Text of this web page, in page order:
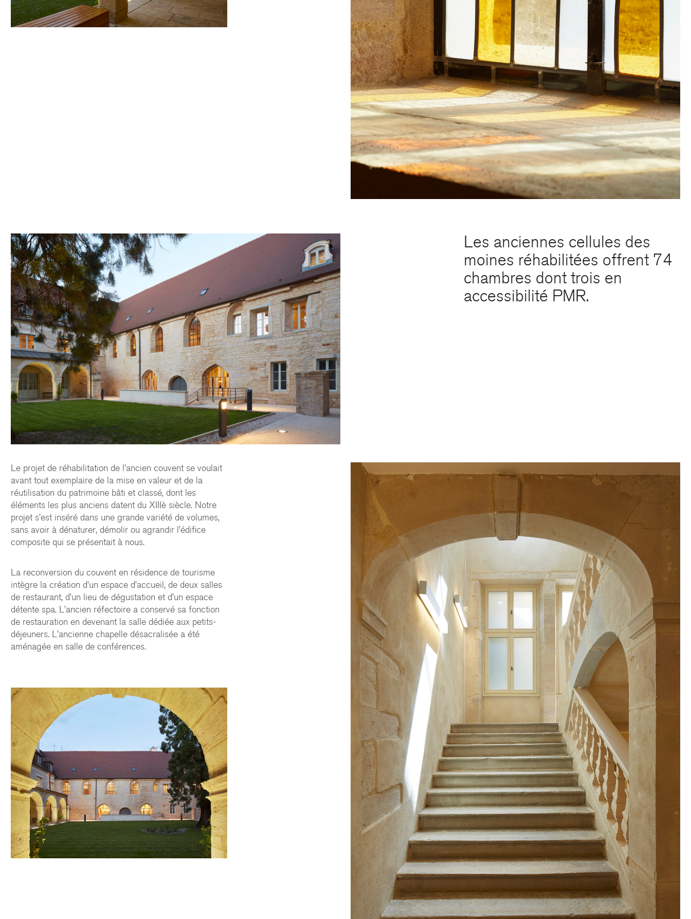
Les anciennes cellules des
moines réhabilitées offrent 74
chambres dont trois en
accessibilité PMR.
Le projet de réhabilitation de l’ancien couvent se voulait
avant tout exemplaire de la mise en valeur et de la
réutilisation du patrimoine bâti et classé, dont les
éléments les plus anciens datent du XIIIè siècle. Notre
projet s’est inséré dans une grande variété de volumes,
sans avoir à dénaturer, démolir ou agrandir l’édifice
composite qui se présentait à nous.
La reconversion du couvent en résidence de tourisme
intègre la création d’un espace d’accueil, de deux salles
de restaurant, d’un lieu de dégustation et d’un espace
détente spa. L’ancien réfectoire a conservé sa fonction
de restauration en devenant la salle dédiée aux petits-
déjeuners. L’ancienne chapelle désacralisée a été
aménagée en salle de conférences.